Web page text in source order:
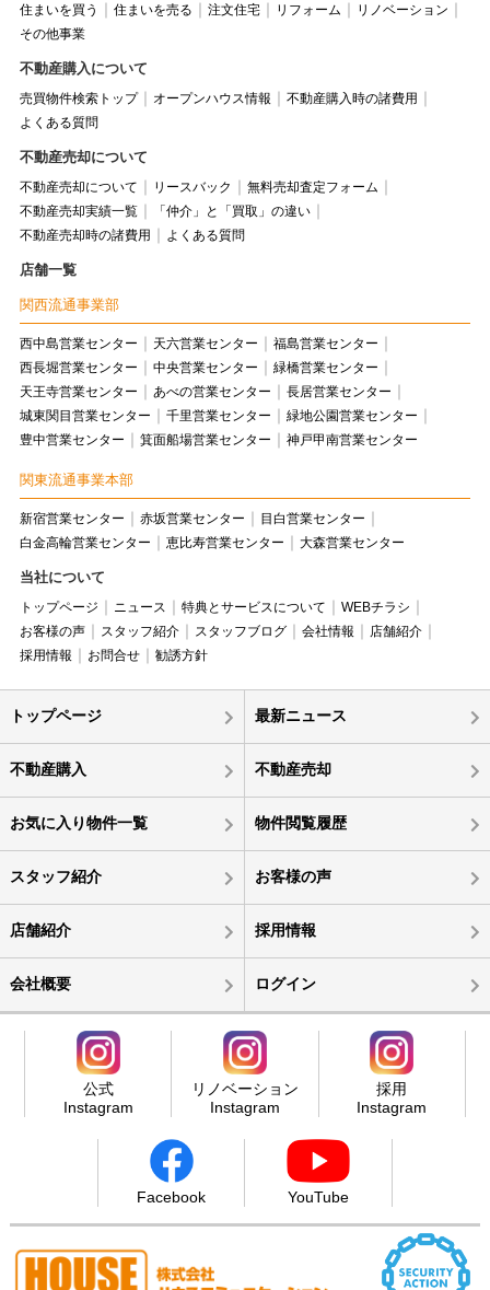
住まいを買う 住まいを売る 注文住宅 リフォーム
リノベーション
その他事業
不動産購入について
売買物件検索トップ オープンハウス情報
不動産購入時の諸費用
よくある質問
不動産売却について
不動産売却について リースバック
無料売却査定フォーム
不動産売却実績一覧
「仲介」と「買取」の違い
不動産売却時の諸費用
よくある質問
店舗一覧
関西流通事業部
西中島営業センター 天六営業センター
福島営業センター
西長堀営業センター
中央営業センター
緑橋営業センター
天王寺営業センター
あべの営業センター
長居営業センター
城東関目営業センター
千里営業センター
緑地公園営業センター
豊中営業センター
箕面船場営業センター 神戸甲南営業センター
関東流通事業本部
新宿営業センター 赤坂営業センター
目白営業センター
白金高輪営業センター
恵比寿営業センター 大森営業センター
当社について
トップページ ニュース 特典とサービスについて
WEBチラシ
お客様の声
スタッフ紹介 スタッフブログ 会社情報
店舗紹介
採用情報
お問合せ 勧誘方針
トップページ 最新ニュース
不動産購入 不動産売却
お気に入り物件一覧 物件閲覧履歴
スタッフ紹介 お客様の声
店舗紹介 採用情報
会社概要 ログイン
公式
Instagram
リノベーション
Instagram
採用
Instagram
Facebook YouTube